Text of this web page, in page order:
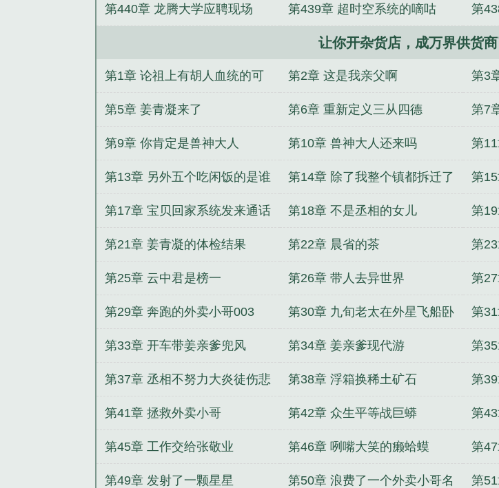
重生假千金杀疯了 空间的门 共梦凶案死者？假千金背靠全警局 草莽
我本平凡，唯有破天 恶毒女配怀崽后被魔君娇
九天弑魔录 星轨法则
定
第440章 龙腾大学应聘现场 第439章 超时空系统的嘀咕 第
让你开杂货店，成万界供货
第1章 论祖上有胡人血统的可
能性
第2章 这是我亲父啊 第3
第5章 姜青凝来了 第6章 重新定义三从四德 第7
第9章 你肯定是兽神大人 第10章 兽神大人还来吗 第
第13章 另外五个吃闲饭的是谁 第14章 除了我整个镇都拆迁了 第
第17章 宝贝回家系统发来通话
请求
第18章 不是丞相的女儿 第
第21章 姜青凝的体检结果 第22章 晨省的茶 第
第25章 云中君是榜一 第26章 带人去异世界 第
第29章 奔跑的外卖小哥003 第30章 九旬老太在外星飞船卧
底
第
第33章 开车带姜亲爹兜风 第34章 姜亲爹现代游 第
第37章 丞相不努力大炎徒伤悲 第38章 浮箱换稀土矿石 第
第41章 拯救外卖小哥 第42章 众生平等战巨蟒 第
第45章 工作交给张敬业 第46章 咧嘴大笑的癞蛤蟆 第
第49章 发射了一颗星星 第50章 浪费了一个外卖小哥名 第